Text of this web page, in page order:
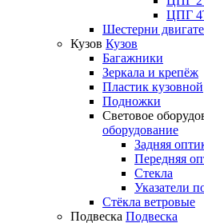
ЦПГ
Шестерни
Кузов Кузов
Багажники
Зеркала и крепёж
Пластик кузовной
Подножки
Световое
оборудование
Задняя
Передняя
Стекла
Указатели
Стёкла ветровые
Подвеска Подвеска